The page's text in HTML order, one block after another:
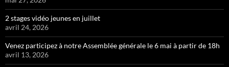
2 stages vidéo jeunes en juillet
avril 24, 2026
Venez participez à notre Assemblée générale le 6 mai à partir de 18h
avril 13, 2026